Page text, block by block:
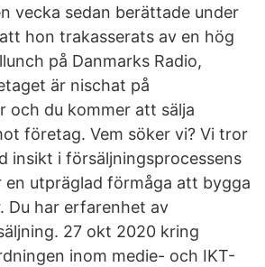
vecka sedan berättade under
hon trakasserats av en hög
på Danmarks Radio,
är nischat på
och du kommer att sälja
företag. Vem söker vi? Vi tror
insikt i försäljningsprocessens
en utpräglad förmåga att bygga
Du har erfarenhet av
27 okt 2020 kring
inom medie- och IKT-